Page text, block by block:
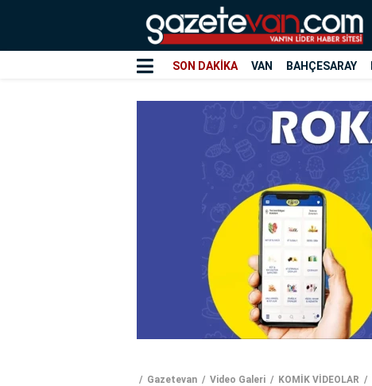
SON DAKİKA VAN BAHÇESARAY
Gazetevan Video Galeri KOMİK VİDEOLAR